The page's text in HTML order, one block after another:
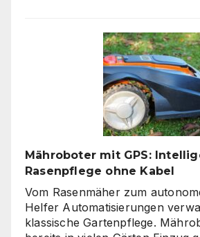
klare
Linien
wieder
gefragt
sind
Mähroboter mit GPS:
Rasenpflege ohne Kabel
Vom Rasenmäher zum
Helfer Automatisierungen
klassische Gartenpflege.